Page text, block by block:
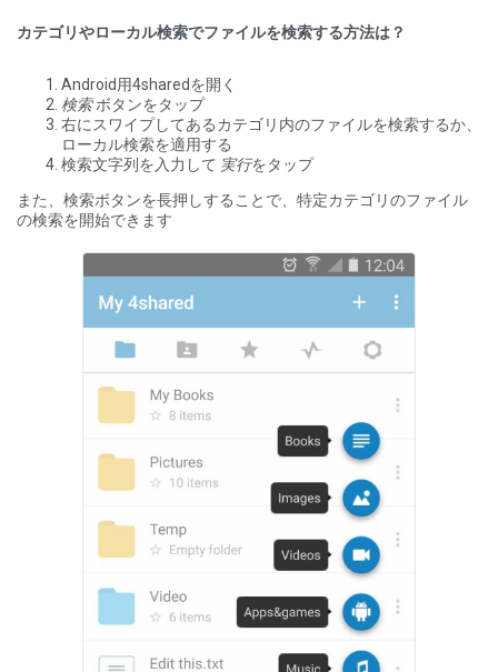
カテゴリやローカル検索でファイルを検索する方法は？
Android用4sharedを開く
検索ボタンをタップ
右にスワイプしてあるカテゴリ内のファイルを検索するか、
ローカル検索を適用する
検索文字列を入力して 実行をタップ
また、検索ボタンを長押しすることで、特定カテゴリのファイル
の検索を開始できます